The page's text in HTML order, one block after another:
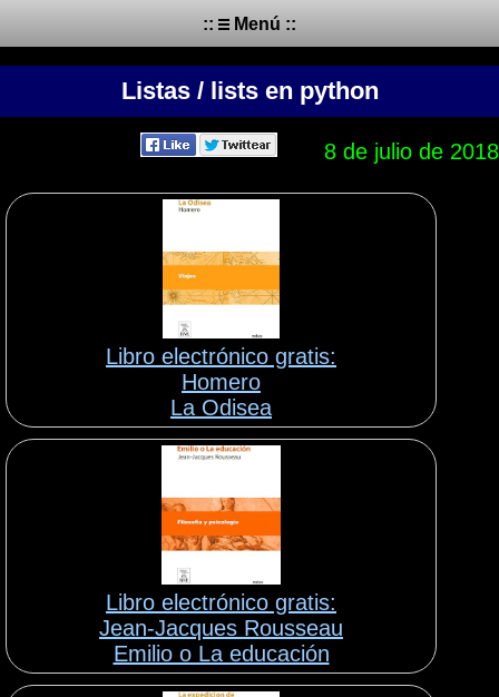
:: Menú ::
Listas / lists en python
8 de julio de 2018
Libro electrónico gratis:
Homero
La Odisea
Libro electrónico gratis:
Jean-Jacques Rousseau
Emilio o La educación